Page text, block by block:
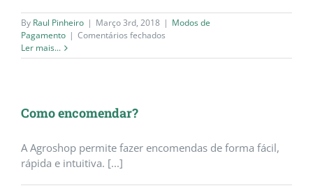
By Raul Pinheiro | Março 3rd, 2018 | Modos de
Pagamento | Comentários fechados
de
Ler mais...
Como encomendar?
A Agroshop permite fazer encomendas de forma fácil,
rápida e intuitiva. [...]